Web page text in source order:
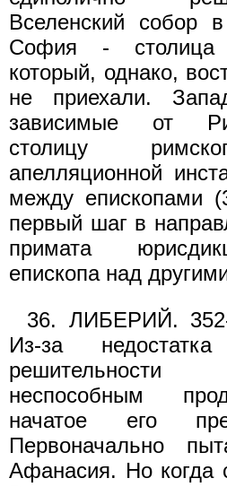
Вселенский собор
София - столица
который, однако,
не приехали.
зависимые от
столицу
апелляционной
между епископами
первый шаг в
примата
епископа над
36. ЛИБЕРИЙ.
Из-за
неспособным
начатое его
Первоначально
Афанасия. Но когда